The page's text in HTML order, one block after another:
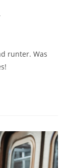
runter. Was